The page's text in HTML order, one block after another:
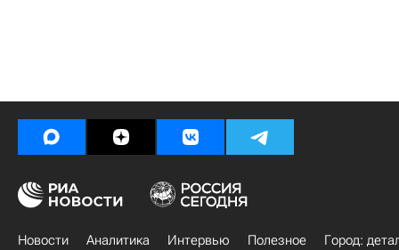
Новости Аналитика Интервью Полезное
Город: